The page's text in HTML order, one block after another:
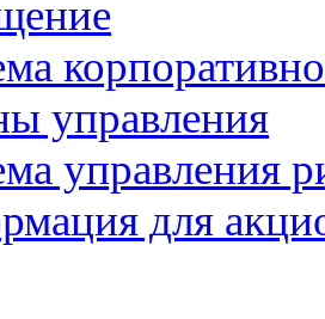
управления
управления
для